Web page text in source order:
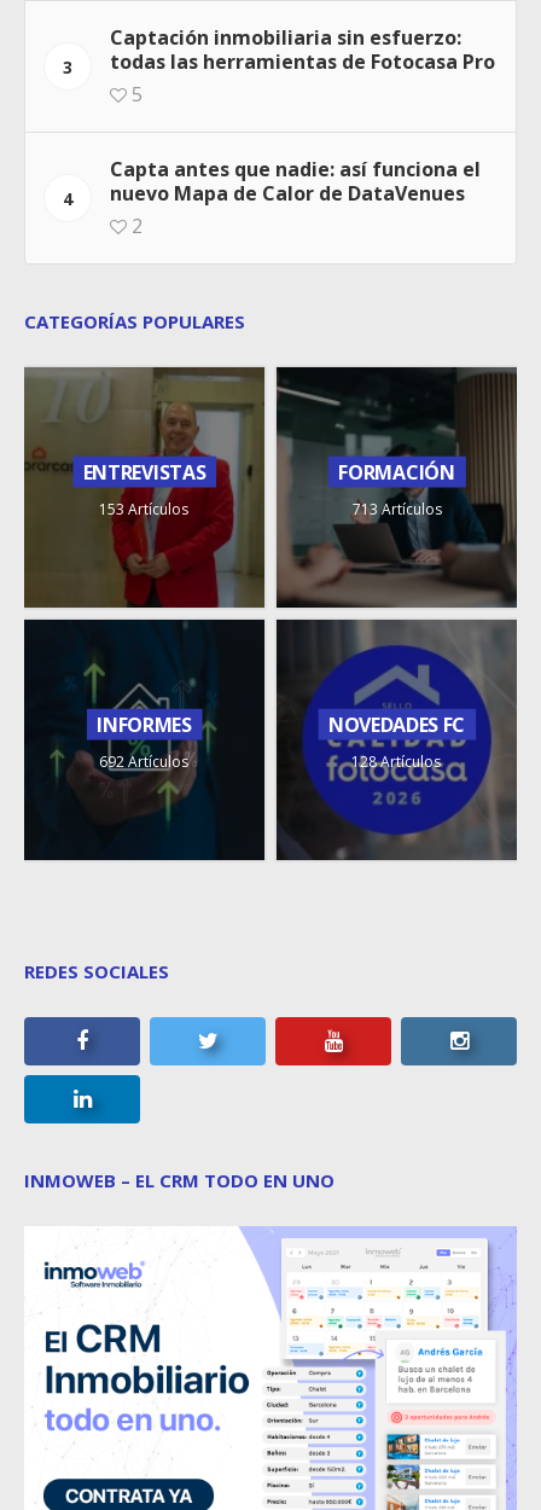
3
Captación inmobiliaria sin esfuerzo:
todas las herramientas de Fotocasa Pro
5
4
Capta antes que nadie: así funciona el
nuevo Mapa de Calor de DataVenues
2
CATEGORÍAS POPULARES
ENTREVISTAS
153 Artículos
FORMACIÓN
713 Artículos
INFORMES
692 Artículos
NOVEDADES FC
128 Artículos
REDES SOCIALES
INMOWEB – EL CRM TODO EN UNO